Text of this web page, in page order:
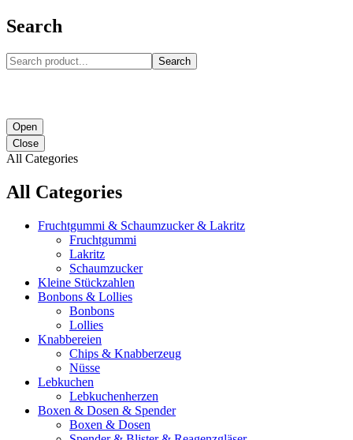
Search
Search
Open
Close
All Categories
All Categories
Fruchtgummi & Schaumzucker & Lakritz
Fruchtgummi
Lakritz
Schaumzucker
Kleine Stückzahlen
Bonbons & Lollies
Bonbons
Lollies
Knabbereien
Chips & Knabberzeug
Nüsse
Lebkuchen
Lebkuchenherzen
Boxen & Dosen & Spender
Boxen & Dosen